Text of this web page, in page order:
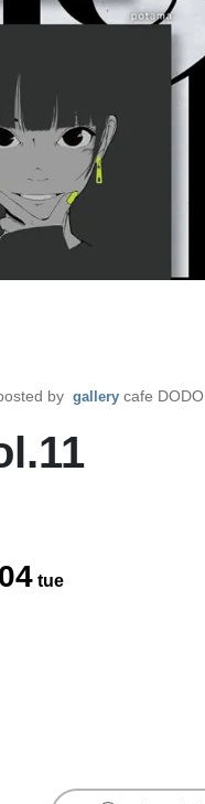
by gallery cafe DODO
04 tue